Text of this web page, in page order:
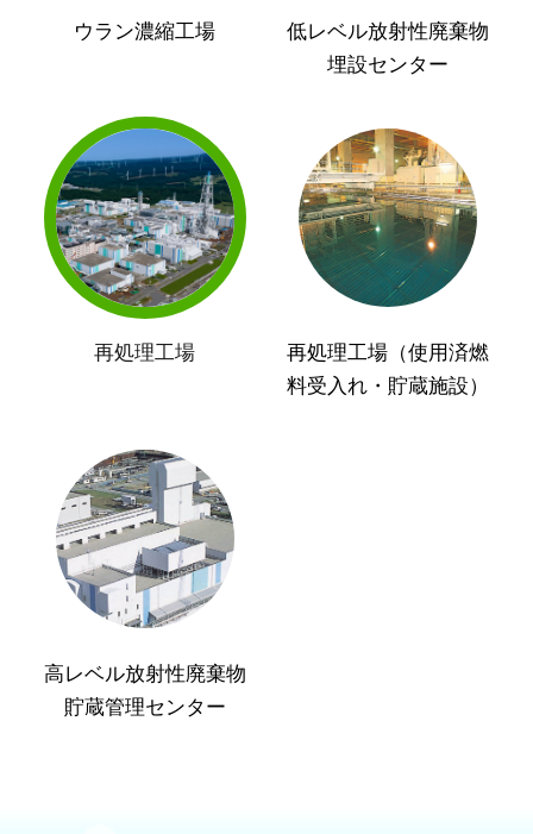
ウラン濃縮工場
低レベル放射性廃棄物
埋設センター
再処理工場
再処理工場（使用済燃
料受入れ・貯蔵施設）
高レベル放射性廃棄物
貯蔵管理センター